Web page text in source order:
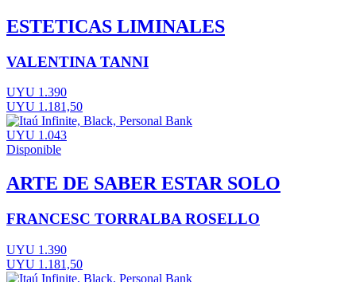
ESTETICAS LIMINALES
VALENTINA TANNI
UYU 1.390
UYU 1.181,50
UYU 1.043
Disponible
ARTE DE SABER ESTAR SOLO
FRANCESC TORRALBA ROSELLO
UYU 1.390
UYU 1.181,50